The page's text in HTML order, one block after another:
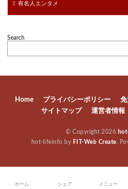
有名人エンタメ
Search
Home プライバシーポリシー
サイトマップ
運営者情報
© Copyright 2026
hot-lifeinfo by FIT-Web Create.
ホーム シェア メニュー